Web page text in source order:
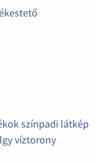
színpadi látkép
víztorony